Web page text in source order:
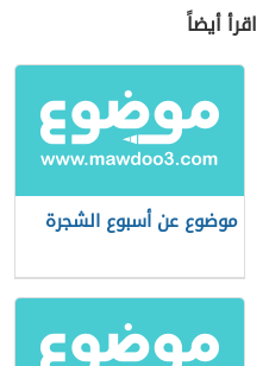
اقرأ أيضاً
موضوع عن أسبوع الشجرة